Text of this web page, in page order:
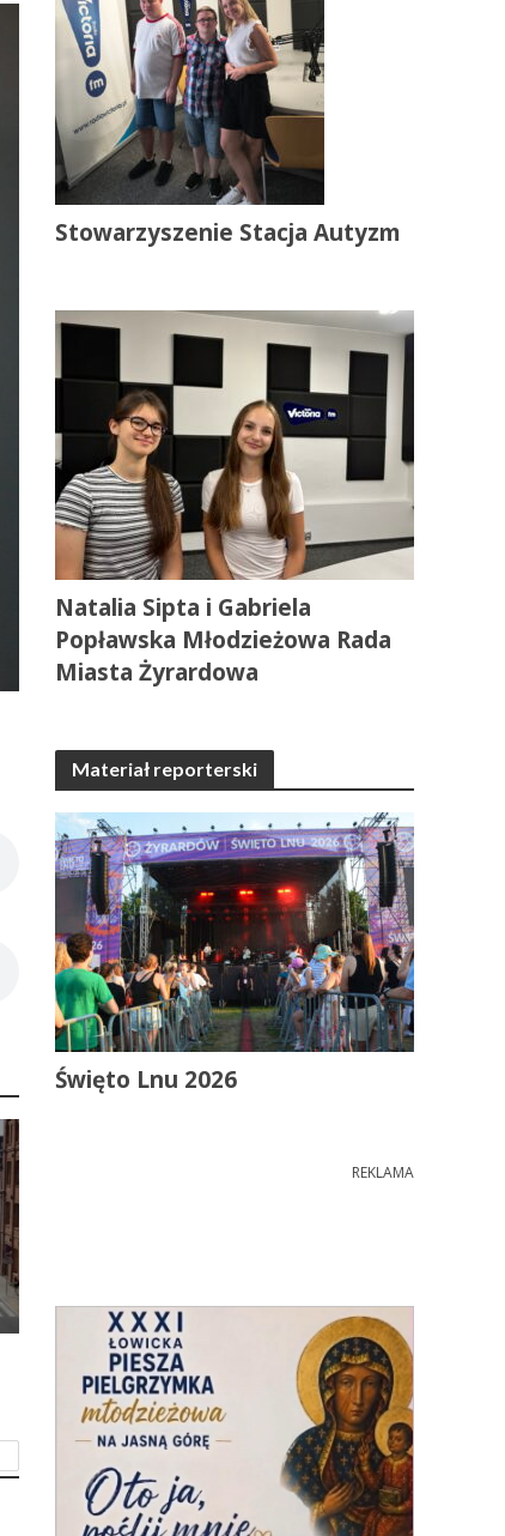
Stowarzyszenie Stacja Autyzm
Natalia Sipta i Gabriela
Popławska Młodzieżowa Rada
Miasta Żyrardowa
Materiał reporterski
Święto Lnu 2026
REKLAMA